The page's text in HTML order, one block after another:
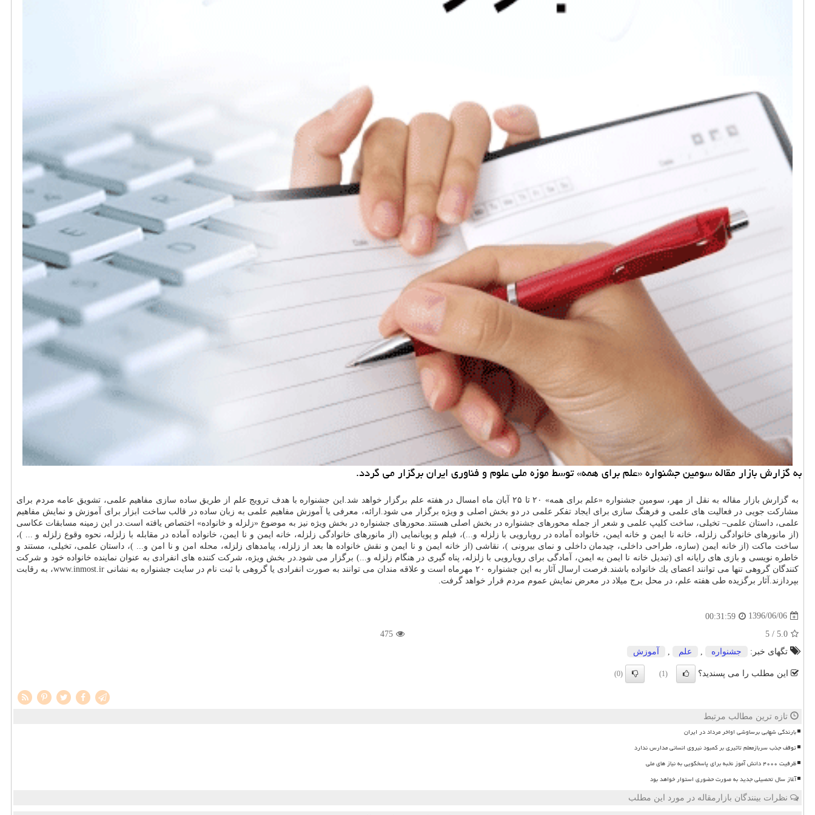
به گزارش بازار مقاله سومین جشنواره «علم برای همه» توسط موزه ملی علوم و فناوری ایران برگزار می گردد.
به گزارش بازار مقاله به نقل از مهر، سومین جشنواره «علم برای همه» ۲۰ تا ۲۵ آبان ماه امسال در هفته علم برگزار خواهد شد.این جشنواره با هدف ترویج علم از طریق ساده سازی مفاهیم علمی، تشویق عامه مردم برای
مشاركت جویی در فعالیت های علمی و فرهنگ سازی برای ایجاد تفكر علمی در دو بخش اصلی و ویژه برگزار می شود.ارائه، معرفی یا آموزش مفاهیم علمی به زبان ساده در قالب ساخت ابزار برای آموزش و نمایش مفاهیم
علمی، داستان علمی– تخیلی، ساخت كلیپ علمی و شعر از جمله محورهای جشنواره در بخش اصلی هستند.محورهای جشنواره در بخش ویژه نیز به موضوع «زلزله و خانواده» اختصاص یافته است.در این زمینه مسابقات عكاسی
(از مانورهای خانوادگی زلزله، خانه نا ایمن و خانه ایمن، خانواده آماده در رویارویی با زلزله و...)، فیلم و پویانمایی (از مانورهای خانوادگی زلزله، خانه ایمن و نا ایمن، خانواده آماده در مقابله با زلزله، نحوه وقوع زلزله و ... )،
ساخت ماكت (از خانه ایمن (سازه، طراحی داخلی، چیدمان داخلی و نمای بیرونی )، نقاشی (از خانه ایمن و نا ایمن و نقش خانواده ها بعد از زلزله، پیامدهای زلزله، محله امن و نا امن و... )، داستان علمی، تخیلی، مستند و
خاطره نویسی و بازی های رایانه ای (تبدیل خانه نا ایمن به ایمن، آمادگی برای رویارویی با زلزله، پناه گیری در هنگام زلزله و...) برگزار می شود.در بخش ویژه، شركت كننده های انفرادی به عنوان نماینده خانواده خود و شركت
كنندگان گروهی تنها می توانند اعضای یك خانواده باشند.فرصت ارسال آثار به این جشنواره ۲۰ مهرماه است و علاقه مندان می توانند به صورت انفرادی یا گروهی با ثبت نام در سایت جشنواره به نشانی www.inmost.ir، به رقابت
بپردازند.آثار برگزیده طی هفته علم، در محل برج میلاد در معرض نمایش عموم مردم قرار خواهد گرفت.
1396/06/06
00:31:59
5.0
/ 5
475
تگهای خبر:
جشنواره علم آموزش
این مطلب را می پسندید؟ (1)
(0)
تازه ترین مطالب مرتبط
بارندگی شهابی برساوشی اواخر مرداد در ایران
توقف جذب سربازمعلم تاثیری بر کمبود نیروی انسانی مدارس ندارد
ظرفیت ۴۰۰۰ دانش آموز نخبه برای پاسخگویی به نیاز های ملی
آغاز سال تحصیلی جدید به صورت حضوری استوار خواهد بود
نظرات بینندگان بازارمقاله در مورد این مطلب